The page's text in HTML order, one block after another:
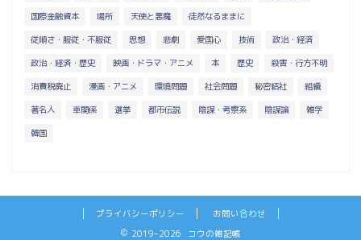
国際金融資本 場所 天使と悪魔 徒然なるままに
従順さ・服従・不服従 思想 悲劇 愛国心 技術 政治・経済
政治・経済・歴史 映画・ドラマ・アニメ 本 歴史 殺害・行方不明
消費税廃止 漫画・アニメ 環境問題 社会問題 秘密結社 組織
著名人 車関係 選挙 都市伝説 陰謀・考察系 陰謀論 雑学
韓国
プライバシーポリシー
お問い合わせ
2019–2026 コウの雑記帳